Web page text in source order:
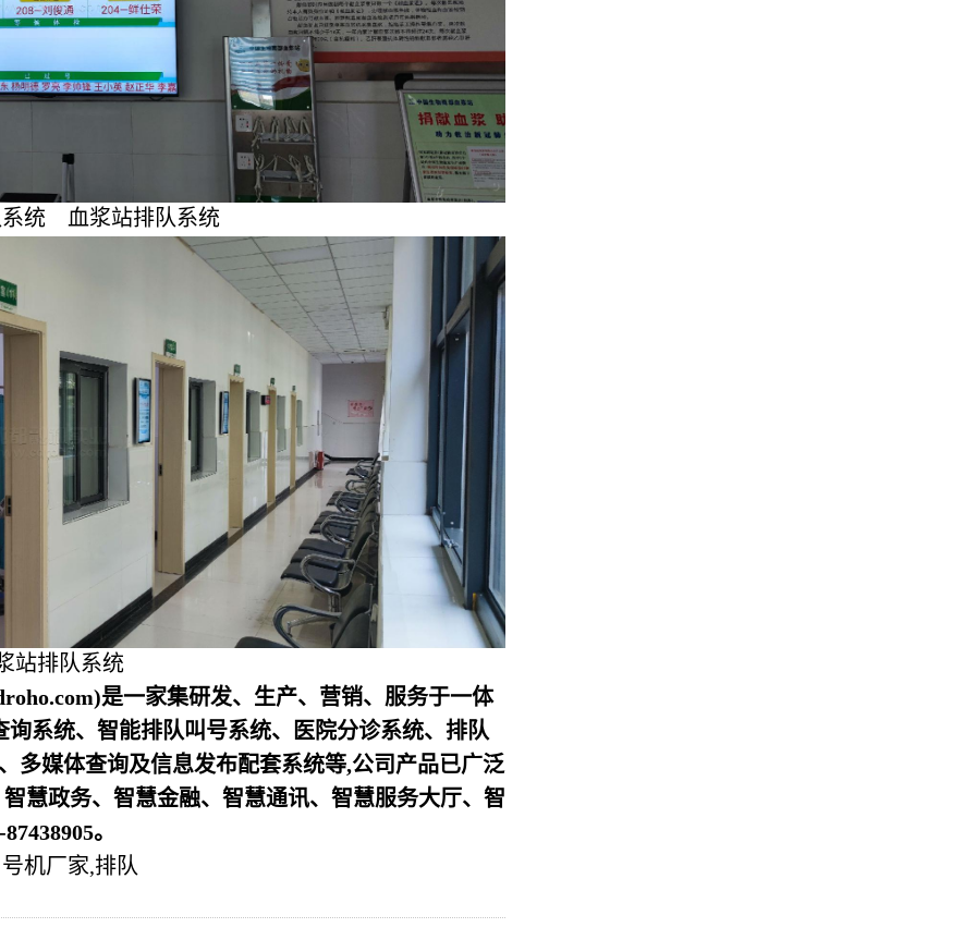
统 血浆站排队系统
站排队系统
是一家集研发、生产、营销、服务于一体
系统、智能排队叫号系统、医院分诊系统、排队
多媒体查询及信息发布配套系统等,公司产品已广泛
慧政务、智慧金融、智慧通讯、智慧服务大厅、智
。
机厂家,排队